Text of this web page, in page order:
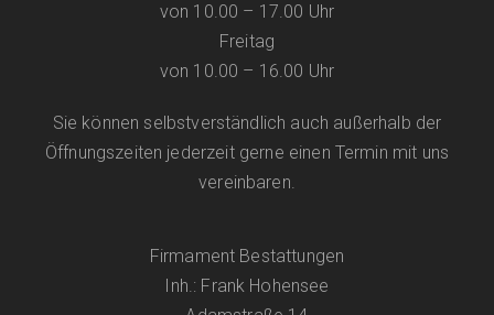
von 10.00 – 17.00 Uhr
Freitag
von 10.00 – 16.00 Uhr
Sie können selbstverständlich auch außerhalb der
Öffnungszeiten jederzeit gerne einen Termin mit uns
vereinbaren.
Firmament Bestattungen
Inh.: Frank Hohensee